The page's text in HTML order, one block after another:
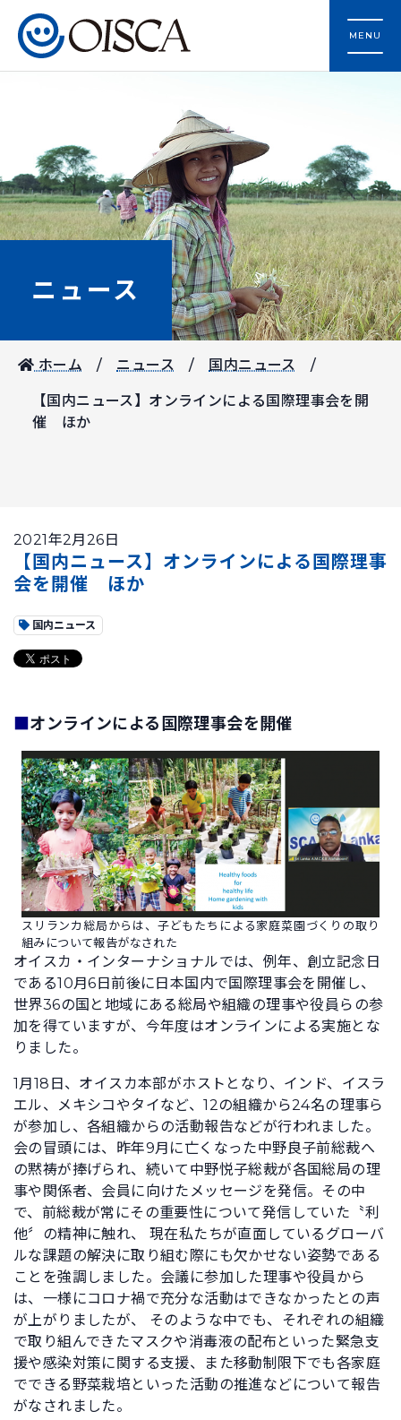
MENU
ニュース
ホーム ニュース 国内ニュース
【国内ニュース】オンラインによる国際理事会を開
催 ほか
2021年2月26日
【国内ニュース】オンラインによる国際理事
会を開催 ほか
国内ニュース
オンラインによる国際理事会を開催
スリランカ総局からは、子どもたちによる家庭菜園づくりの取り
組みについて報告がなされた
オイスカ・インターナショナルでは、例年、創立記念日
である10月6日前後に日本国内で国際理事会を開催し、
世界36の国と地域にある総局や組織の理事や役員らの参
加を得ていますが、今年度はオンラインによる実施とな
りました。
1月18日、オイスカ本部がホストとなり、インド、イスラ
エル、メキシコやタイなど、12の組織から24名の理事ら
が参加し、各組織からの活動報告などが行われました。
会の冒頭には、昨年9月に亡くなった中野良子前総裁へ
の黙祷が捧げられ、続いて中野悦子総裁が各国総局の理
事や関係者、会員に向けたメッセージを発信。その中
で、前総裁が常にその重要性について発信していた〝利
他〞の精神に触れ、 現在私たちが直面しているグローバ
ルな課題の解決に取り組む際にも欠かせない姿勢である
ことを強調しました。会議に参加した理事や役員から
は、一様にコロナ禍で充分な活動はできなかったとの声
が上がりましたが、 そのような中でも、それぞれの組織
で取り組んできたマスクや消毒液の配布といった緊急支
援や感染対策に関する支援、また移動制限下でも各家庭
でできる野菜栽培といった活動の推進などについて報告
がなされました。